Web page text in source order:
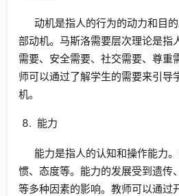
动机是指人的行为的动力和目
部动机。马斯洛需要层次理论是指
需要、安全需要、社交需要、尊重
师可以通过了解学生的需要来引导
机。
能力
能力是指人的认知和操作能力
惯、态度等。能力的发展受到遗传
等多种因素的影响。教师可以通过